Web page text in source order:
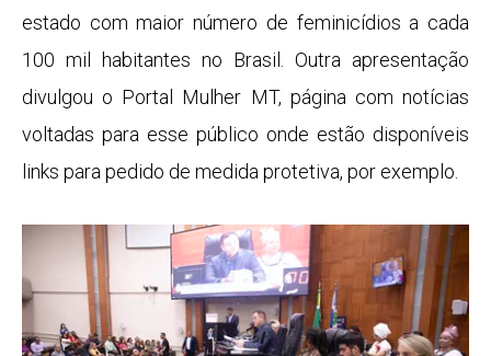
estado com maior número de feminicídios a cada
100 mil habitantes no Brasil. Outra apresentação
divulgou o Portal Mulher MT, página com notícias
voltadas para esse público onde estão disponíveis
links para pedido de medida protetiva, por exemplo.